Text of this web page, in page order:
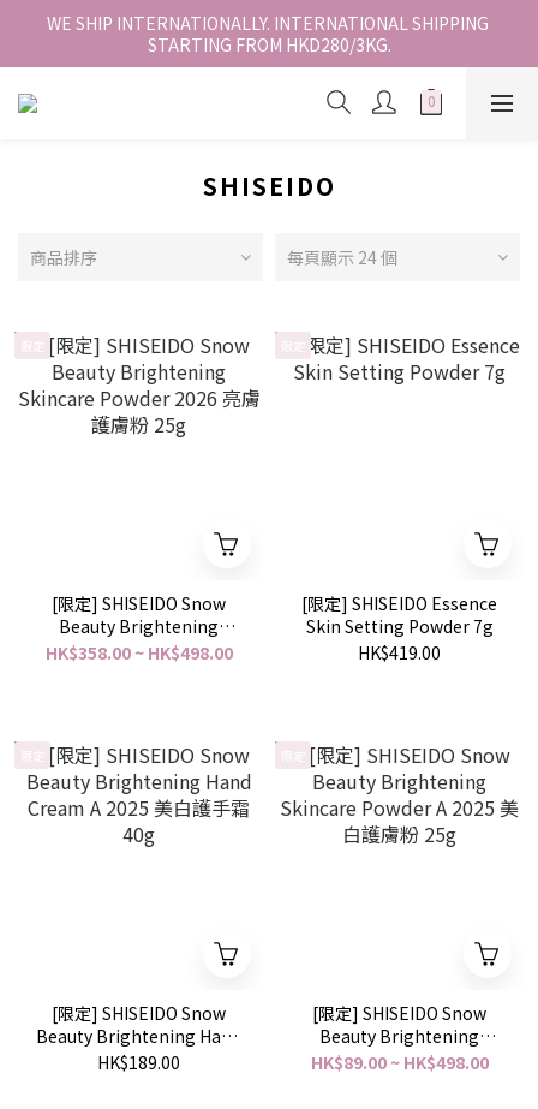
香港地區全店免運。免運費適用於香港順豐站、營業點或智能櫃取
件。
WE SHIP INTERNATIONALLY. INTERNATIONAL SHIPPING
STARTING FROM HKD280/3KG.
香港地區全店免運。免運費適用於香港順豐站、營業點或智能櫃取
SHISEIDO
商品排序 每頁顯示 24 個
[限定] SHISEIDO Snow
Beauty Brightening
Skincare Powder 2026 亮
HK$358.00 ~ HK$498.00
[限定] SHISEIDO Essence
Skin Setting Powder 7g
HK$419.00
[限定] SHISEIDO Snow
Beauty Brightening Hand
Cream A 2025 美白護手霜
HK$189.00
[限定] SHISEIDO Snow
Beauty Brightening
Skincare Powder A 2025 美
HK$89.00 ~ HK$498.00